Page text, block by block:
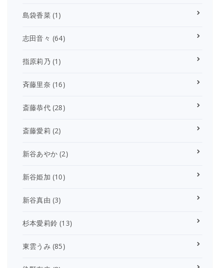
島袋香菜(1)
志田音々 (64)
指原莉乃 (1)
斉藤里奈 (16)
斎藤恭代(28)
斎藤愛莉 (2)
新谷あやか (2)
新谷姫加 (10)
新谷真由 (3)
杉本愛莉鈴 (13)
東雲うみ (85)